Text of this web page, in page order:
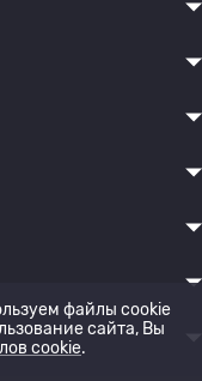
файлы cookie
сайта, Вы
cookie.